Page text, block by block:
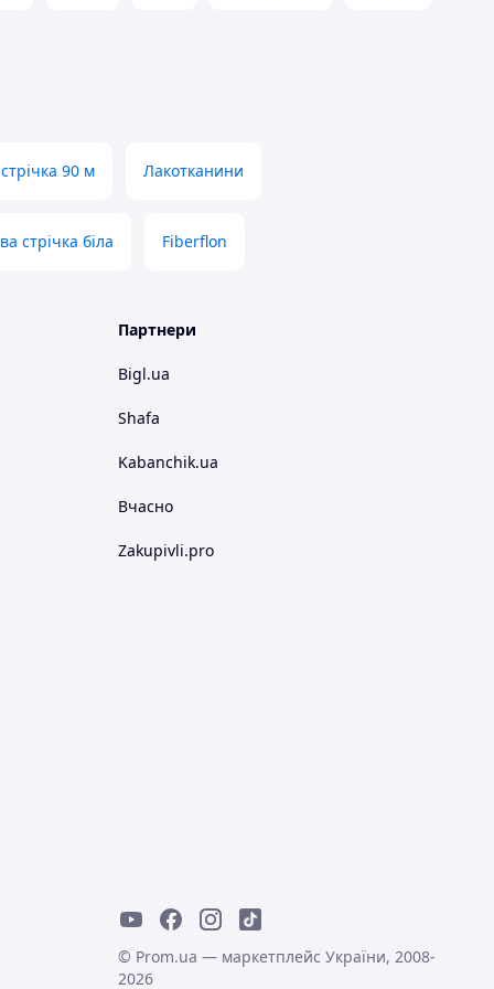
90 м Лакотканини
стрічка біла Fiberflon
Партнери
Bigl.ua
Shafa
Kabanchik.ua
Вчасно
Zakupivli.pro
© Prom.ua — маркетплейс України, 2008-
2026